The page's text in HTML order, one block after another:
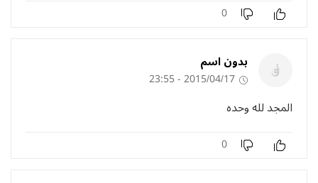
0
بدون اسم
2015/04/17 - 23:55
المجد لله وحده
0